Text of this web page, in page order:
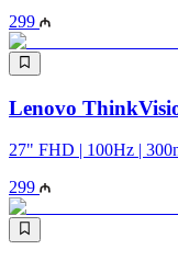
299
Lenovo
27" FHD | 100Hz |
299